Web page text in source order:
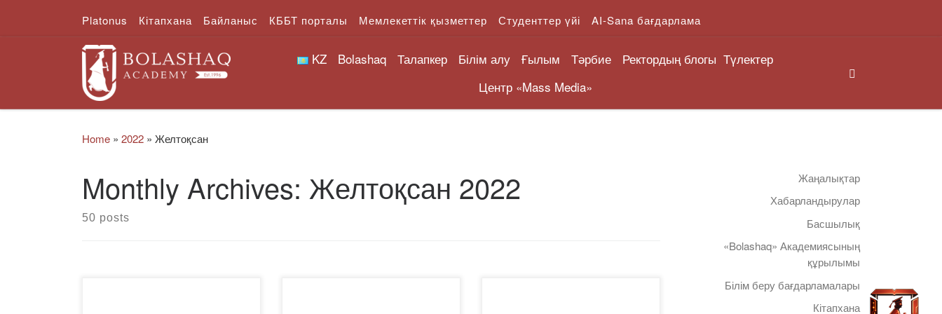
Skip to contentPlatonus Кітапхана Байланыс КББТ порталы Мемлекеттік қызметтер Студенттер үйі AI-Sana бағдарлама
KZ Bolashaq Талапкер Білім алу Ғылым Тәрбие Ректордың блогы Түлектер
Центр «Mass Media»
Home » 2022 » Желтоқсан
Monthly Archives: Желтоқсан 2022
50 posts
Жаңалықтар
Хабарландырулар
Басшылық
«Bolashaq» Академиясының
құрылымы
Білім беру бағдарламалары
Кітапхана